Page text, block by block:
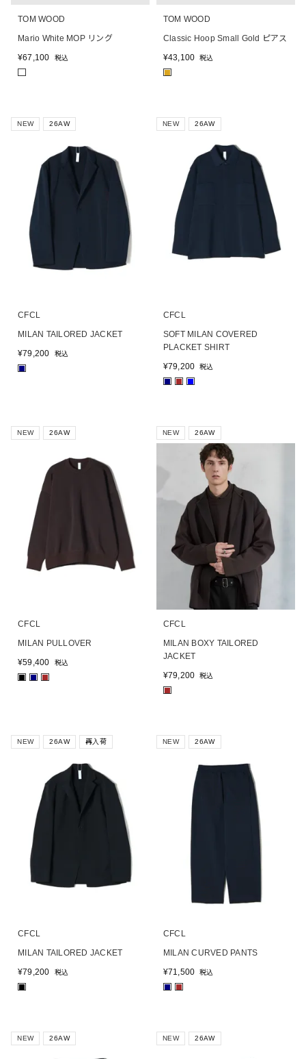
TOM WOOD
Mario White MOP リング
¥67,100 税込
TOM WOOD
Classic Hoop Small Gold ピアス
¥43,100 税込
■
NEW 26AW
CFCL
MILAN TAILORED JACKET
¥79,200 税込
■
NEW 26AW
CFCL
SOFT MILAN COVERED
PLACKET SHIRT
¥79,200 税込
■ ■ ■
NEW 26AW
CFCL
MILAN PULLOVER
¥59,400 税込
NEW 26AW
CFCL
MILAN BOXY TAILORED
JACKET
¥79,200 税込
NEW 26AW 再入荷
CFCL
MILAN TAILORED JACKET
¥79,200 税込
■
NEW 26AW
CFCL
MILAN CURVED PANTS
¥71,500 税込
■ ■
NEW 26AW NEW 26AW